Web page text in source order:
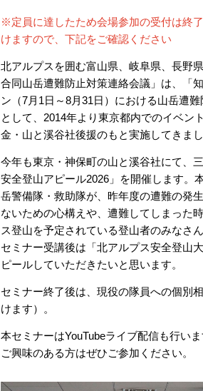
※定員に達したため会場参加の受付は終
けますので、下記をご確認ください
北アルプスを囲む富山県、岐阜県、長野
合同山岳遭難防止対策連絡会議」は、「
ン（7月1日～8月31日）における山岳遭
として、2014年より東京都内でのイベン
金・山と溪谷社後援のもと実施してきまし
今年も東京・神保町の山と溪谷社にて、
安全登山アピール2026」を開催します。
岳警備隊・救助隊が、昨年度の遭難の発
ないための心構えや、遭難してしまった
ス登山を予定されている登山者のみなさ
セミナー受講後は「北アルプス安全登山
ピールしていただきたいと思います。
セミナー終了後は、現役の隊員への個別
けます）。
本セミナーはYouTubeライブ配信も行い
ご興味のある方はぜひご参加ください。